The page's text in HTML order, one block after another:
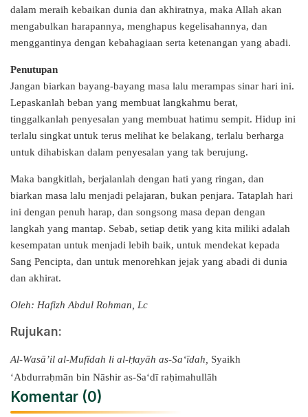
dalam meraih kebaikan dunia dan akhiratnya, maka Allah akan
mengabulkan harapannya, menghapus kegelisahannya, dan
menggantinya dengan kebahagiaan serta ketenangan yang abadi.
Penutupan
Jangan biarkan bayang-bayang masa lalu merampas sinar hari ini.
Lepaskanlah beban yang membuat langkahmu berat,
tinggalkanlah penyesalan yang membuat hatimu sempit. Hidup ini
terlalu singkat untuk terus melihat ke belakang, terlalu berharga
untuk dihabiskan dalam penyesalan yang tak berujung.
Maka bangkitlah, berjalanlah dengan hati yang ringan, dan
biarkan masa lalu menjadi pelajaran, bukan penjara. Tataplah hari
ini dengan penuh harap, dan songsong masa depan dengan
langkah yang mantap. Sebab, setiap detik yang kita miliki adalah
kesempatan untuk menjadi lebih baik, untuk mendekat kepada
Sang Pencipta, dan untuk menorehkan jejak yang abadi di dunia
dan akhirat.
Oleh: Hafizh Abdul Rohman, Lc
Rujukan:
Al-Wasā’il al-Mufīdah li al-Ḥayāh as-Sa‘īdah, Syaikh
‘Abdurraḥmān bin Nāshir as-Sa‘dī raḥimahullāh
Komentar (0)